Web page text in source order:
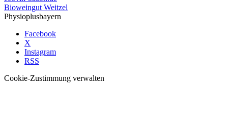
Bioweingut Weitzel
Physioplusbayern
Facebook
X
Instagram
RSS
Cookie-Zustimmung verwalten